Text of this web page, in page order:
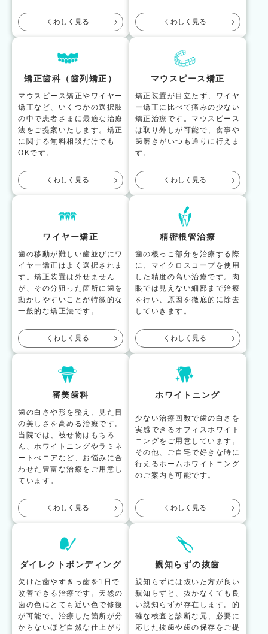
くわしく見る くわしく見る
矯正歯科（歯列矯正）
マウスピース矯正やワイヤー
矯正など、いくつかの選択肢
の中で患者さまに最適な治療
法をご提案いたします。矯正
に関する無料相談だけでも
OKです。
くわしく見る
マウスピース矯正
矯正装置が目立たず、ワイヤ
ー矯正に比べて痛みの少ない
矯正治療です。マウスピース
は取り外しが可能で、食事や
歯磨きがいつも通りに行えま
す。
くわしく見る
ワイヤー矯正
歯の移動が難しい歯並びにワ
イヤー矯正はよく選択されま
す。矯正装置は外せません
が、その分狙った箇所に歯を
動かしやすいことが特徴的な
一般的な矯正法です。
くわしく見る
精密根管治療
歯の根っこ部分を治療する際
に、マイクロスコープを使用
した精度の高い治療です。肉
眼では見えない細部まで治療
を行い、原因を徹底的に除去
していきます。
くわしく見る
審美歯科
歯の白さや形を整え、見た目
の美しさを高める治療です。
当院では、被せ物はもちろ
ん、ホワイトニングやラミネ
ートべニアなど、お悩みに合
わせた豊富な治療をご用意し
ています。
くわしく見る
ホワイトニング
少ない治療回数で歯の白さを
実感できるオフィスホワイト
ニングをご用意しています。
その他、ご自宅で好きな時に
行えるホームホワイトニング
のご案内も可能です。
くわしく見る
ダイレクトボンディング
欠けた歯やすきっ歯を1日で
改善できる治療です。天然の
歯の色にとても近い色で修復
が可能で、治療した箇所が分
からないほど自然な仕上がり
親知らずの抜歯
親知らずには抜いた方が良い
親知らずと、抜かなくても良
い親知らずが存在します。的
確な検査と診断な元、必要に
応じた抜歯や歯の保存をご提